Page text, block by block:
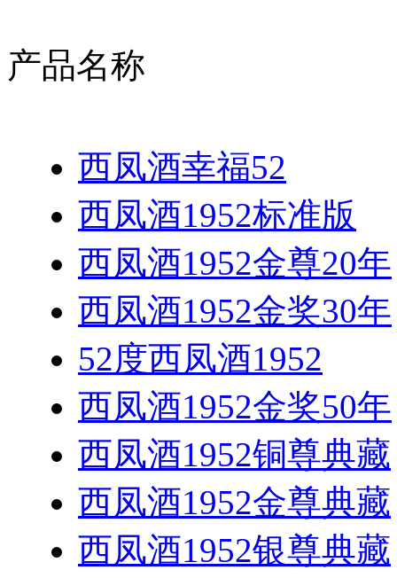
产品名称
西凤酒幸福52
西凤酒1952标准版
西凤酒1952金尊20年
西凤酒1952金奖30年
52度西凤酒1952
西凤酒1952金奖50年
西凤酒1952铜尊典藏
西凤酒1952金尊典藏
西凤酒1952银尊典藏